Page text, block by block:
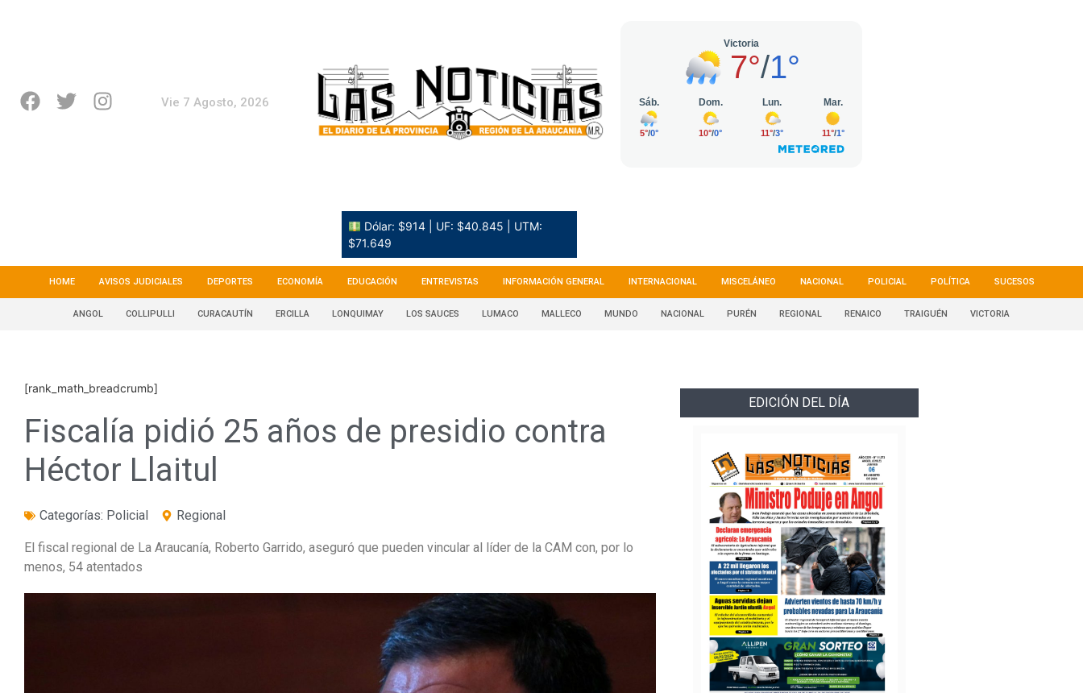
Vie 7 Agosto, 2026
Dólar: $914 | UF: $40.845 | UTM:
$71.649
HOME AVISOS JUDICIALES DEPORTES ECONOMÍA EDUCACIÓN ENTREVISTAS INFORMACIÓN GENERAL INTERNACIONAL MISCELÁNEO NACIONAL POLICIAL POLÍTICA SUCESOS
ANGOL COLLIPULLI CURACAUTÍN ERCILLA LONQUIMAY LOS SAUCES LUMACO MALLECO MUNDO NACIONAL PURÉN REGIONAL RENAICO TRAIGUÉN VICTORIA
[rank_math_breadcrumb]
Fiscalía pidió 25 años de presidio contra
Héctor Llaitul
Categorías: Policial Regional
El fiscal regional de La Araucanía, Roberto Garrido, aseguró que pueden vincular al líder de la CAM con, por lo
menos, 54 atentados
EDICIÓN DEL DÍA